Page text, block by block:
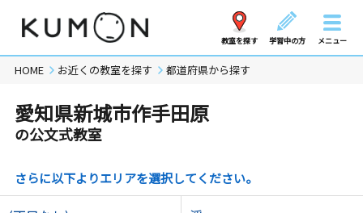
教室を探す 学習中の方 メニュー
HOME お近くの教室を探す 都道府県から探す
愛知県新城市作手田原
の公文式教室
さらに以下よりエリアを選択してください。